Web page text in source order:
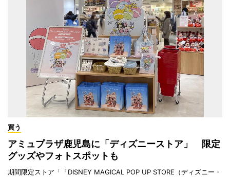
買う
アミュプラザ鹿児島に「ディズニーストア」 限定
グッズやフォトスポットも
期間限定ストア「「DISNEY MAGICAL POP UP STORE（ディズニー・